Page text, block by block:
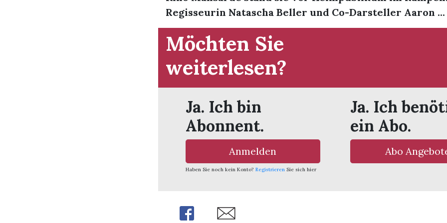
Regisseurin Natascha Beller und Co-Darsteller Aaron ...
Möchten Sie
weiterlesen?
Ja. Ich bin
Abonnent.
Anmelden
Haben Sie noch kein Konto? Registrieren Sie sich hier
Ja. Ich
ein Abo.
Abo
Share Share